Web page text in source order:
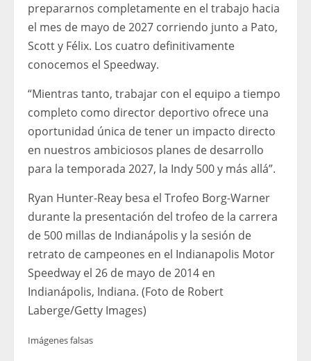
prepararnos completamente en el trabajo hacia
el mes de mayo de 2027 corriendo junto a Pato,
Scott y Félix. Los cuatro definitivamente
conocemos el Speedway.
“Mientras tanto, trabajar con el equipo a tiempo
completo como director deportivo ofrece una
oportunidad única de tener un impacto directo
en nuestros ambiciosos planes de desarrollo
para la temporada 2027, la Indy 500 y más allá”.
Ryan Hunter-Reay besa el Trofeo Borg-Warner
durante la presentación del trofeo de la carrera
de 500 millas de Indianápolis y la sesión de
retrato de campeones en el Indianapolis Motor
Speedway el 26 de mayo de 2014 en
Indianápolis, Indiana. (Foto de Robert
Laberge/Getty Images)
Imágenes falsas